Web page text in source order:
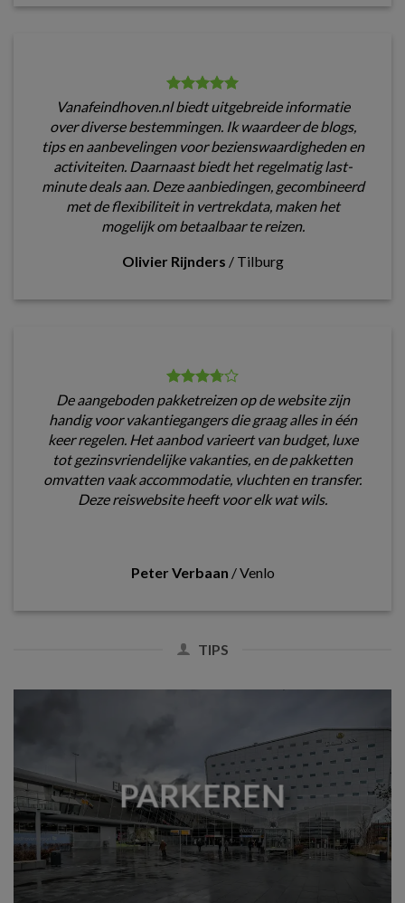
Vanafeindhoven.nl biedt uitgebreide informatie
over diverse bestemmingen. Ik waardeer de blogs,
tips en aanbevelingen voor bezienswaardigheden en
activiteiten. Daarnaast biedt het regelmatig last-
minute deals aan. Deze aanbiedingen, gecombineerd
met de flexibiliteit in vertrekdata, maken het
mogelijk om betaalbaar te reizen.
Olivier Rijnders / Tilburg
De aangeboden pakketreizen op de website zijn
handig voor vakantiegangers die graag alles in één
keer regelen. Het aanbod varieert van budget, luxe
tot gezinsvriendelijke vakanties, en de pakketten
omvatten vaak accommodatie, vluchten en transfer.
Deze reiswebsite heeft voor elk wat wils.
Peter Verbaan /Venlo
TIPS
PARKEREN